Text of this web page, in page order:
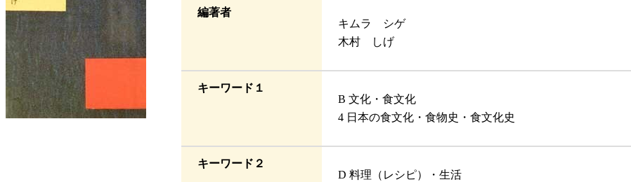
編著者
キムラ シゲ
木村 しげ
キーワード１
B 文化・食文化
4 日本の食文化・食物史・食文化史
キーワード２
D 料理（レシピ）・生活